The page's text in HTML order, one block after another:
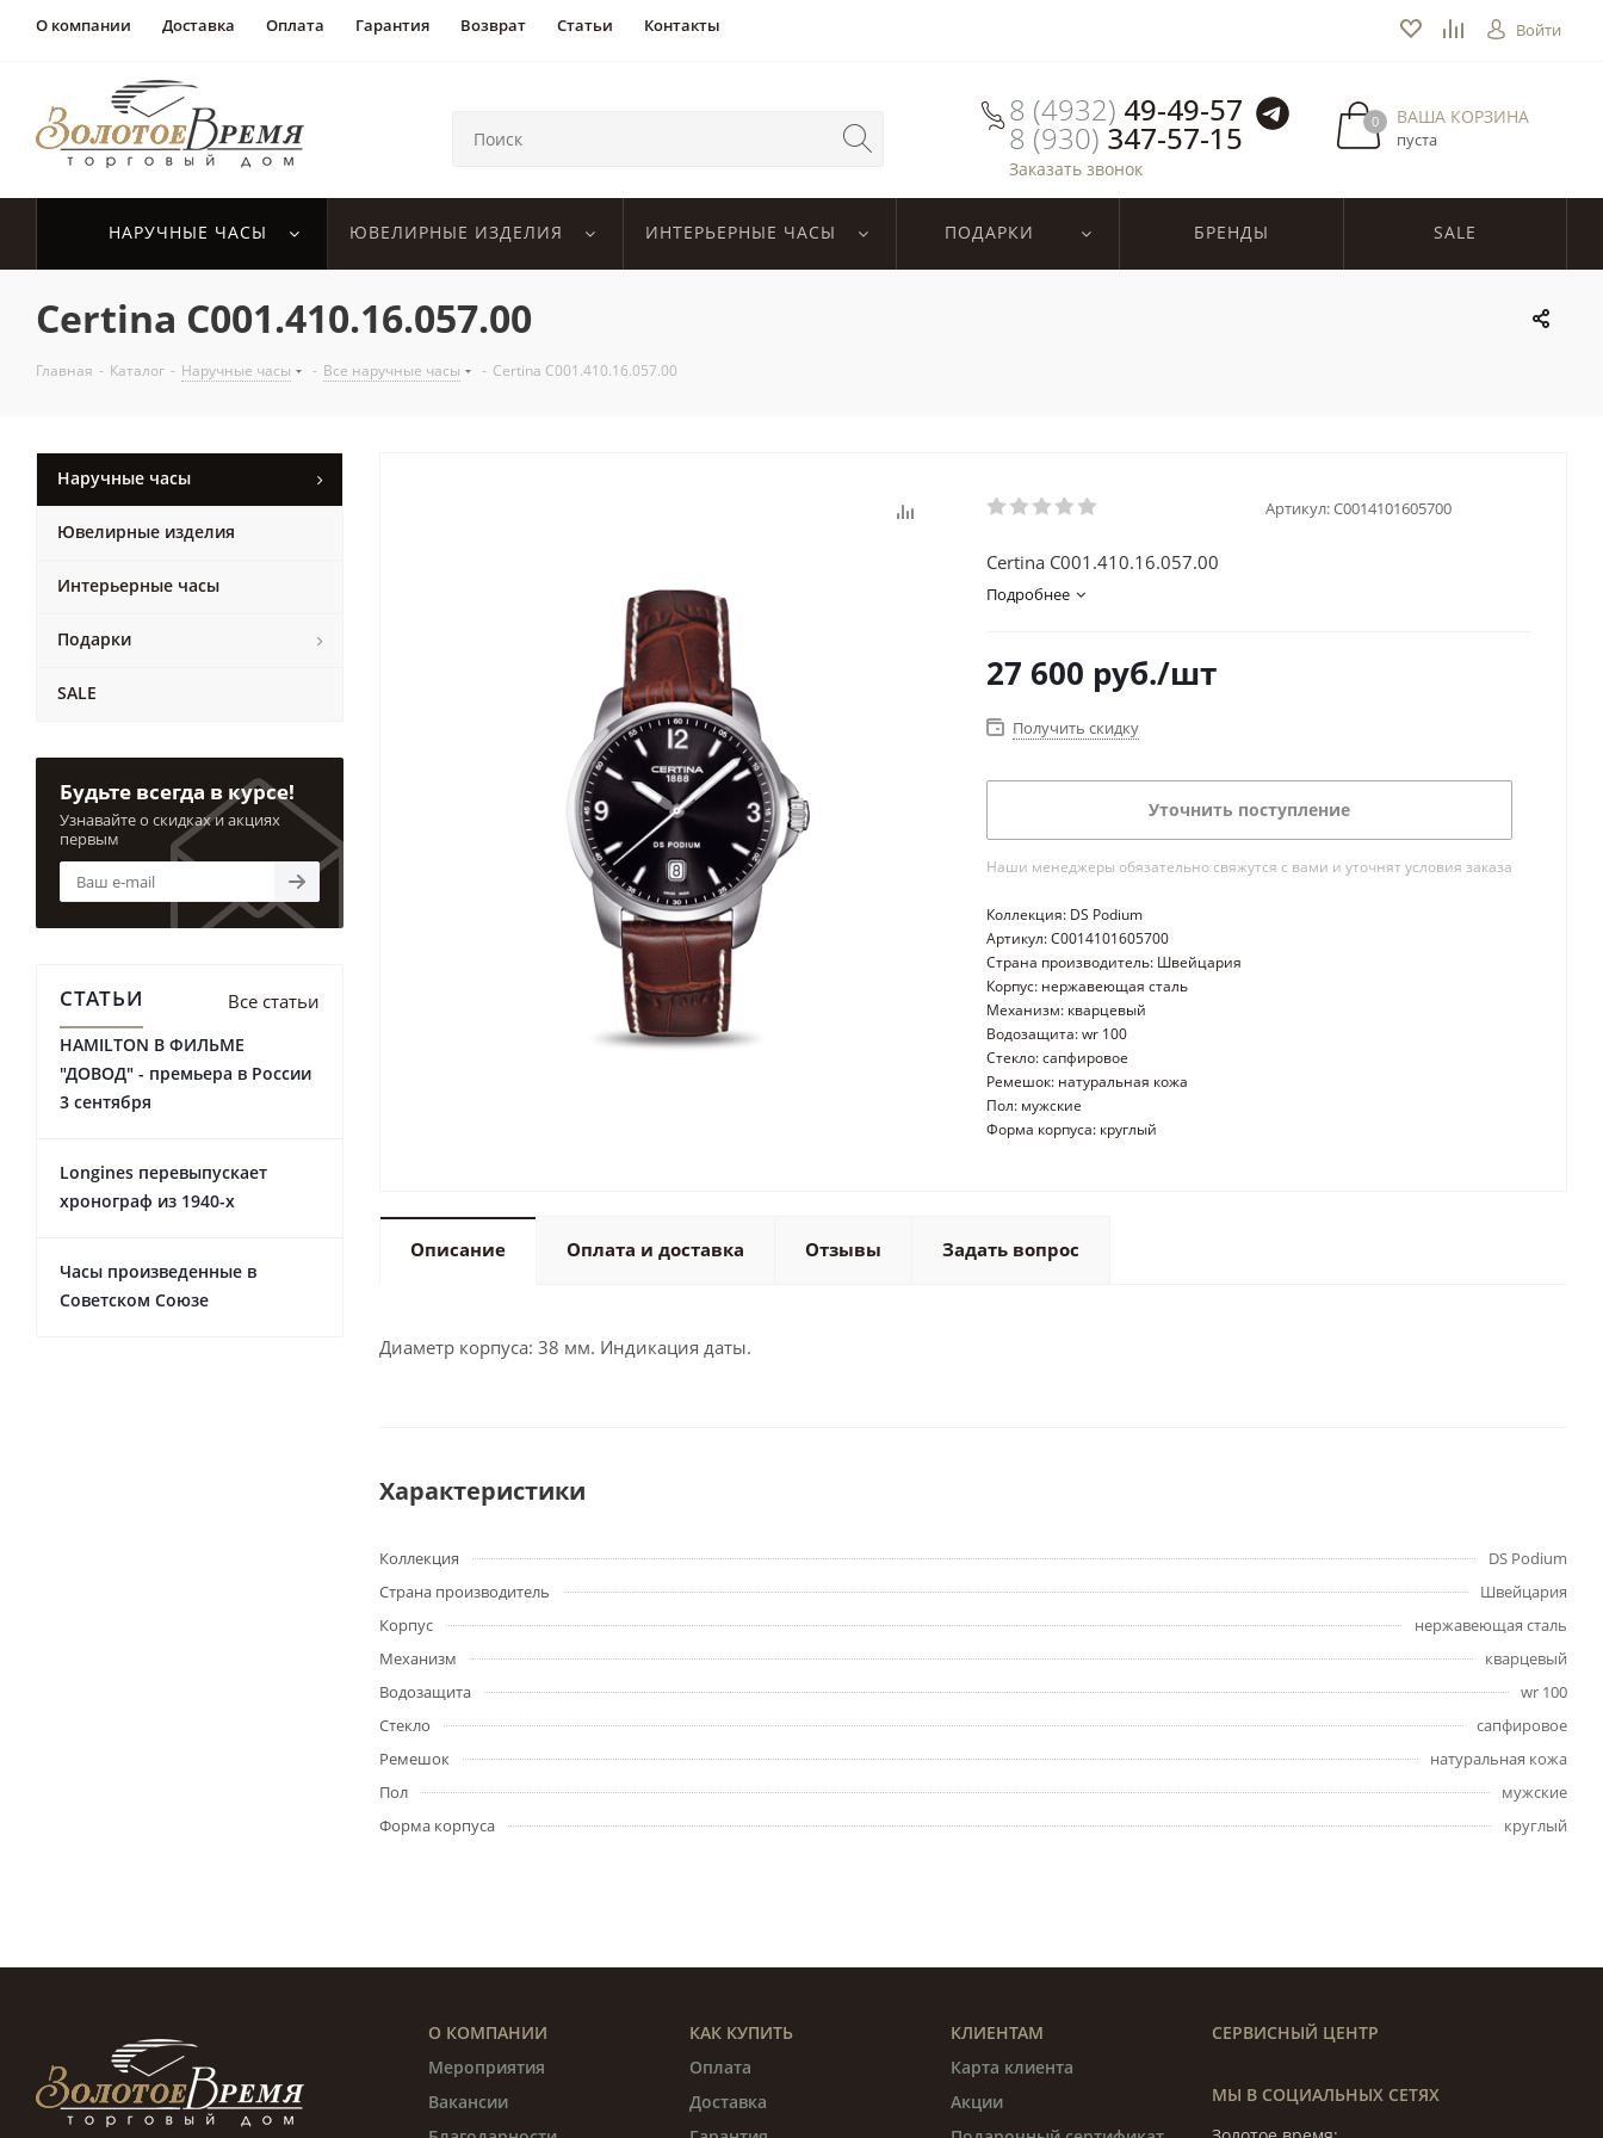
О компании Доставка Оплата Гарантия Возврат Статьи Контакты Войти
8 (4932) 49-49-57
8 (930) 347-57-15
Заказать звонок
ВАША КОРЗИНА
пуста
0
НАРУЧНЫЕ ЧАСЫ ЮВЕЛИРНЫЕ ИЗДЕЛИЯ ИНТЕРЬЕРНЫЕ ЧАСЫ ПОДАРКИ БРЕНДЫ SALE
Certina C001.410.16.057.00
Главная - Каталог - Наручные часы - Все наручные часы - Certina C001.410.16.057.00
Артикул:C0014101605700
Certina C001.410.16.057.00
Подробнее
27 600 руб./шт
Получить скидку
Уточнить поступление
Наши менеджеры обязательно свяжутся с вами и уточнят условия заказа
Коллекция: DS Podium
Артикул: C0014101605700
Страна производитель: Швейцария
Корпус: нержавеющая сталь
Механизм: кварцевый
Водозащита: wr 100
Стекло: сапфировое
Ремешок: натуральная кожа
Пол: мужские
Форма корпуса: круглый
Описание Оплата и доставка Отзывы Задать вопрос
Диаметр корпуса: 38 мм. Индикация даты.
Характеристики
Коллекция
DS Podium
Страна производитель
Швейцария
Корпус
нержавеющая сталь
Механизм
кварцевый
Водозащита
wr 100
Стекло
сапфировое
Ремешок
натуральная кожа
Пол
мужские
Форма корпуса
круглый
Наручные часы
Ювелирные изделия
Интерьерные часы
Подарки
SALE
Будьте всегда в курсе!
Узнавайте о скидках и акциях
первым
СТАТЬИ Все статьи
HAMILTON В ФИЛЬМЕ
"ДОВОД" - премьера в России
3 сентября
Longines перевыпускает
хронограф из 1940-х
Часы произведенные в
Советском Союзе
О КОМПАНИИ
Мероприятия
Вакансии
КАК КУПИТЬ
Оплата
Доставка
КЛИЕНТАМ
Карта клиента
Акции
СЕРВИСНЫЙ ЦЕНТР
МЫ В СОЦИАЛЬНЫХ СЕТЯХ